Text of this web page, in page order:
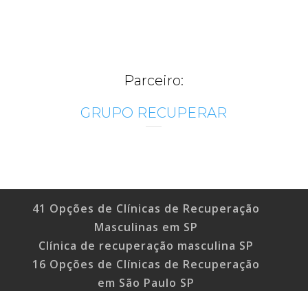
Parceiro:
GRUPO RECUPERAR
41 Opções de Clínicas de Recuperação
Masculinas em SP
Clínica de recuperação masculina SP
16 Opções de Clínicas de Recuperação
em São Paulo SP